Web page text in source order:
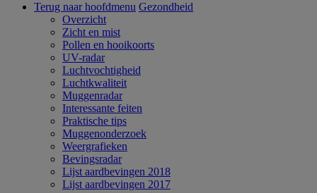
Terug naar hoofdmenu Gezondheid
Overzicht
Zicht en mist
Pollen en hooikoorts
UV-radar
Luchtvochtigheid
Luchtkwaliteit
Muggenradar
Interessante feiten
Praktische tips
Muggenonderzoek
Weergrafieken
Bevingsradar
Lijst aardbevingen 2018
Lijst aardbevingen 2017